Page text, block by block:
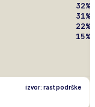
32%
31%
22%
15%
izvor: rast podrške